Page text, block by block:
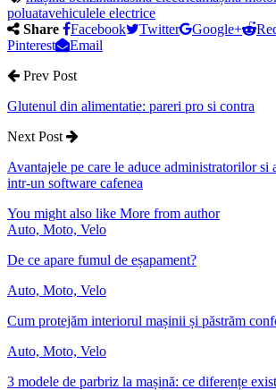
poluatavehiculele electrice
Share
Facebook Twitter Google+
Pinterest
Email
Prev Post
Glutenul din alimentatie: pareri pro si contra
Next Post
Avantajele pe care le aduce administratorilor si
intr-un software cafenea
You might also like More from author
Auto, Moto, Velo
De ce apare fumul de eșapament?
Auto, Moto, Velo
Cum protejăm interiorul mașinii și păstrăm
Auto, Moto, Velo
3 modele de parbriz la mașină: ce diferențe